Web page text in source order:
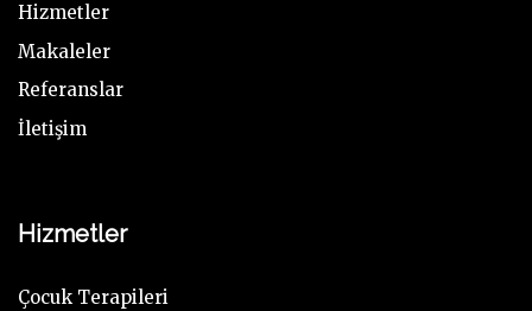
Hizmetler
Makaleler
Referanslar
İletişim
Hizmetler
Çocuk Terapileri